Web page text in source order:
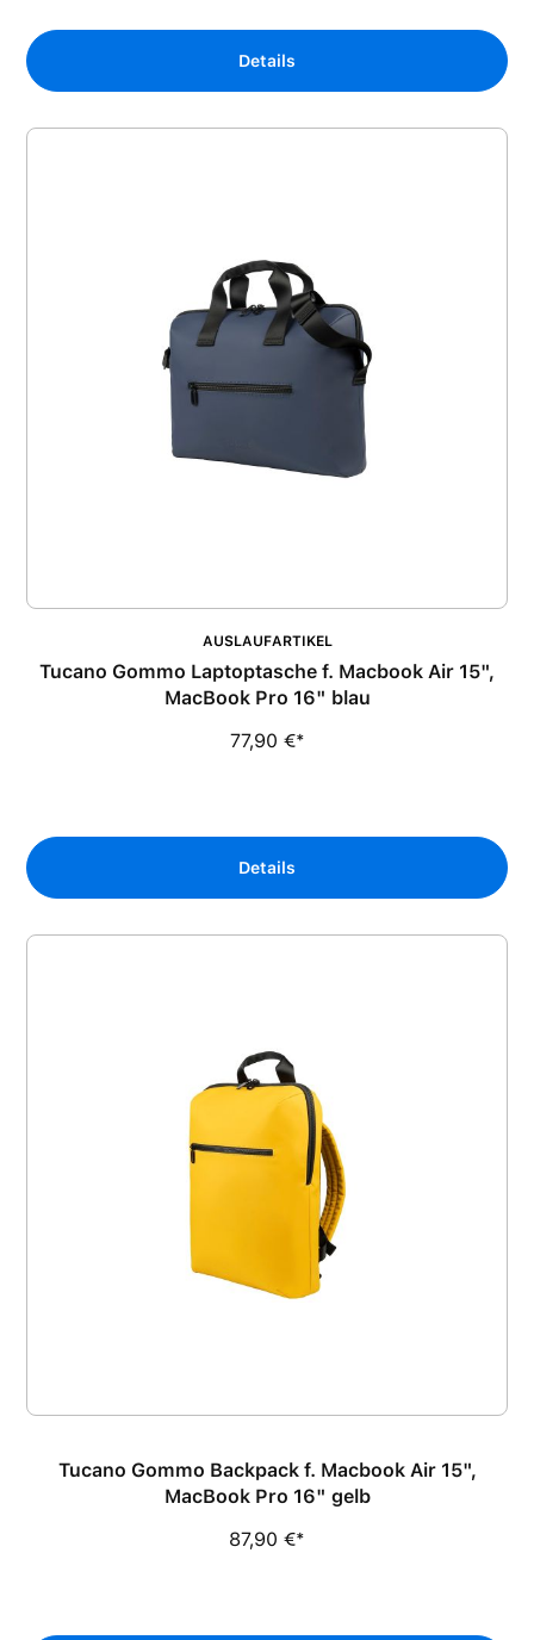
Details
AUSLAUFARTIKEL
Tucano Gommo Laptoptasche f. Macbook Air 15",
MacBook Pro 16" blau
77,90 €*
Details
Tucano Gommo Backpack f. Macbook Air 15",
MacBook Pro 16" gelb
87,90 €*